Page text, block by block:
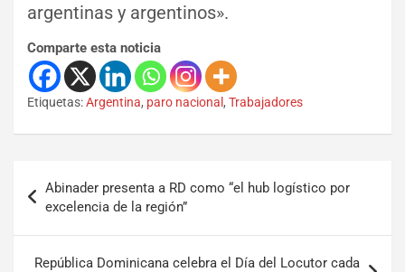
argentinas y argentinos».
Comparte esta noticia
Etiquetas:Argentina, paro nacional , Trabajadores
Abinader presenta a RD como “el hub logístico por
excelencia de la región”
República Dominicana celebra el Día del Locutor cada